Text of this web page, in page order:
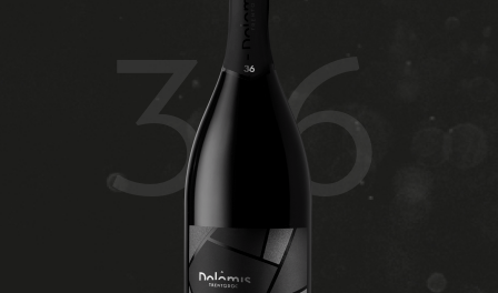
ACQUISTA
BRUT NATURE RISERVA 36
BRUT NATURE RISERVA 48
BRUT NATURE RISERVA 72
36